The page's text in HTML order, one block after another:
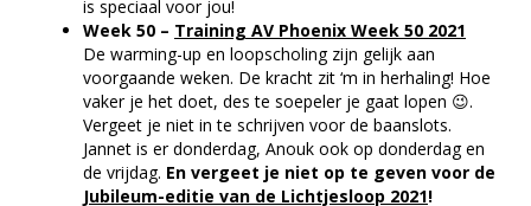
is speciaal voor jou!
Week 50 – Training AV Phoenix Week 50 2021
De warming-up en loopscholing zijn gelijk aan
voorgaande weken. De kracht zit ‘m in herhaling! Hoe
vaker je het doet, des te soepeler je gaat lopen 😉.
Vergeet je niet in te schrijven voor de baanslots.
Jannet is er donderdag, Anouk ook op donderdag en
de vrijdag. En vergeet je niet op te geven voor de
Jubileum-editie van de Lichtjesloop 2021!